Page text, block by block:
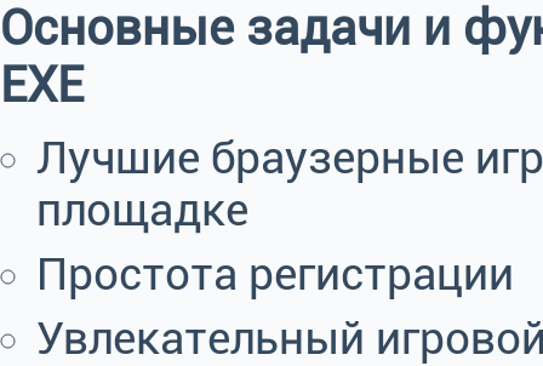
Основные задачи и
EXE
Лучшие браузерные
площадке
Простота регистрации
Увлекательный